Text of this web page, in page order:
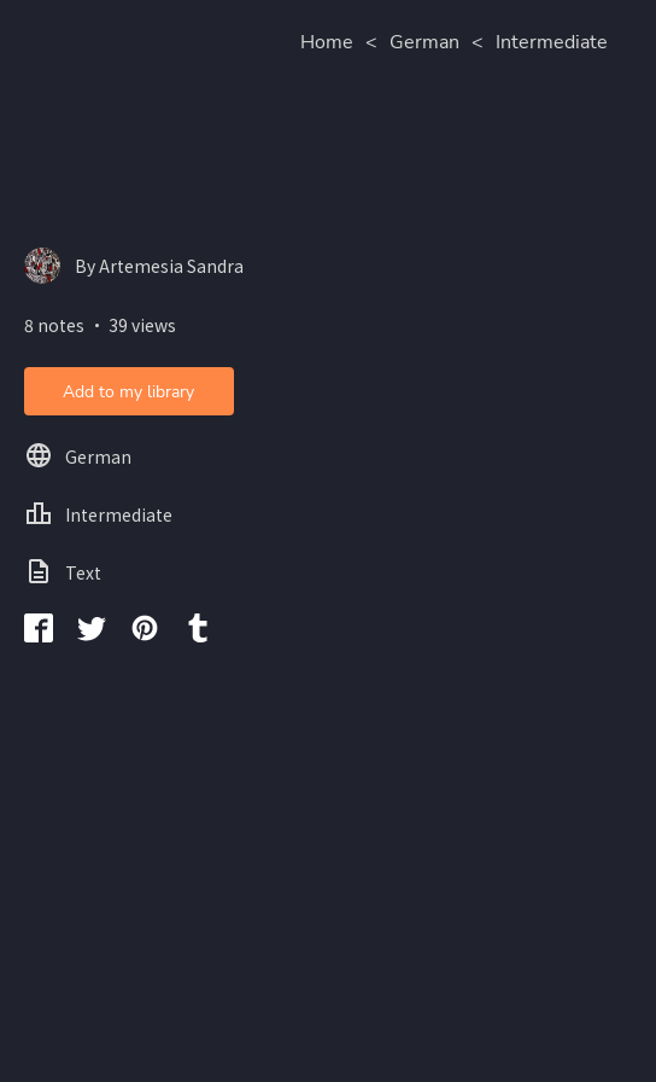
Home < German < Intermediate
By Artemesia Sandra
8 notes ・ 39 views
Add to my library
German
Intermediate
Text